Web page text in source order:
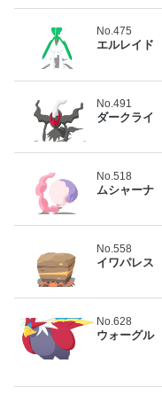
No.475
エルレイド
No.491
ダークライ
No.518
ムシャーナ
No.558
イワパレス
No.628
ウォーグル